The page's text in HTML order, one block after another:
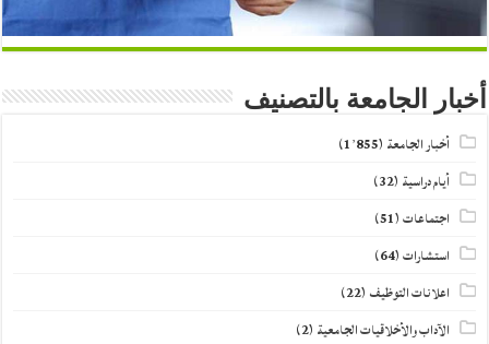
أخبار الجامعة بالتصنيف
أخبار الجامعة (1٬855)
أيام دراسية (32)
اجتماعات(51)
استشارات(64)
اعلانات التوظيف (22)
الآداب والأخلاقيات الجامعية (2)